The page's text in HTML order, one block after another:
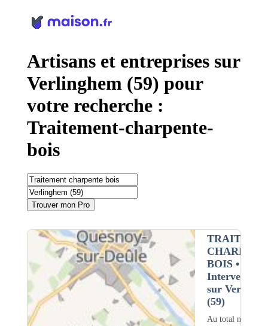
Artisans et entreprises sur
Verlinghem (59) pour
votre recherche :
Traitement-charpente-
bois
Trouver mon Pro
BOIS•
Intervention
sur
(59)
Au total nous